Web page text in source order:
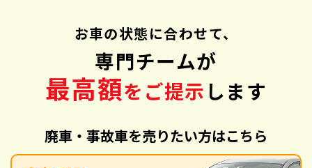
お車の状態に合わせて、
専門チームが
最高額をご提示 します
廃車・事故車を売りたい方はこちら